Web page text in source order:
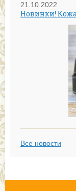
21.10.2022
Новинки!
Все новости